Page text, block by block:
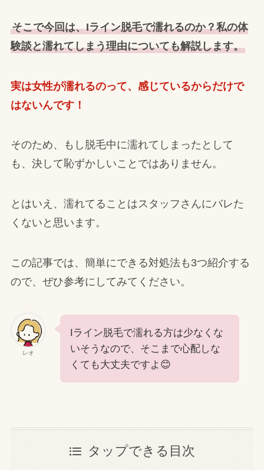
そこで今回は、Iライン脱毛で濡れるのか？私の体
験談と濡れてしまう理由についても解説します。
実は女性が濡れるのって、感じているからだけで
はないんです！
そのため、もし脱毛中に濡れてしまったとして
も、決して恥ずかしいことではありません。
とはいえ、濡れてることはスタッフさんにバレた
くないと思います。
この記事では、簡単にできる対処法も3つ紹介する
ので、ぜひ参考にしてみてください。
レオ
Iライン脱毛で濡れる方は少なくな
いそうなので、そこまで心配しな
くても大丈夫ですよ😊
タップできる目次